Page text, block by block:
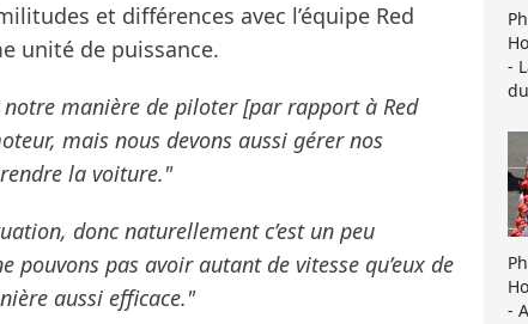
et différences avec l’équipe Red
unité de puissance.
manière de piloter [par rapport à Red
mais nous devons aussi gérer nos
la voiture."
donc naturellement c’est un peu
pas avoir autant de vitesse qu’eux de
aussi efficace."
-
-